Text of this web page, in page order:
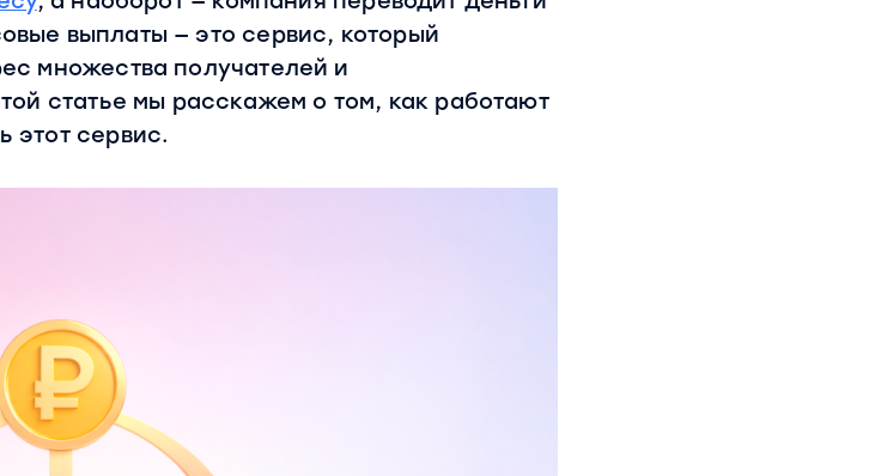
выплаты — это сервис, который
множества получателей и
статье мы расскажем о том, как работают
этот сервис.